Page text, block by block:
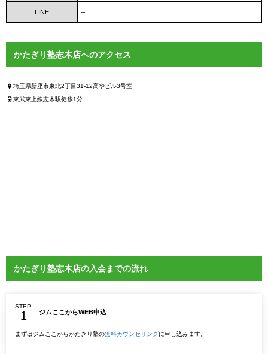
LINE –
かたぎり塾志木店へのアクセス
埼玉県新座市東北2丁目31-12高やビル3号室
東武東上線志木駅徒歩1分
かたぎり塾志木店の入会までの流れ
STEP
ジムここからWEB申込
まずはジムここからかたぎり塾の無料カウンセリングに申し込みます。